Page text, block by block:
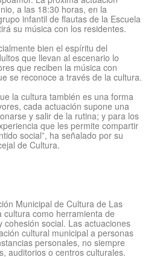
a las 18:30 horas, en la
infantil de flautas de la Escuela
su música con los residentes.
bien el espíritu del
que llevan al escenario lo
que reciben la música con
se reconoce a través de la cultura.
la cultura también es una forma
cada actuación supone una
y salir de la rutina; y para los
que les permite compartir
social”, ha señalado por su
de Cultura.
Municipal de Cultura de Las
como herramienta de
cohesión social. Las actuaciones
cultural municipal a personas
personales, no siempre
auditorios o centros culturales.